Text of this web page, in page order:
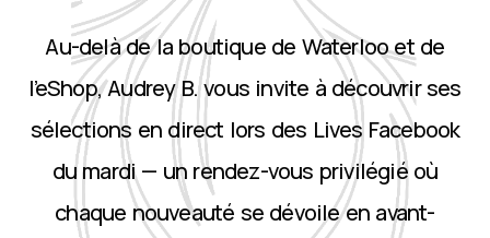
Au-delà de la boutique de Waterloo et de
l’eShop, Audrey B. vous invite à découvrir ses
sélections en direct lors des Lives Facebook
du mardi — un rendez-vous privilégié où
chaque nouveauté se dévoile en avant-